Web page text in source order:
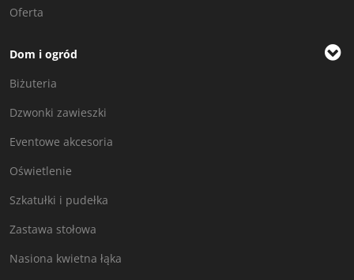
Oferta
Dom i ogród
Biżuteria
Dzwonki zawieszki
Eventowe akcesoria
Oświetlenie
Szkatułki i pudełka
Zastawa stołowa
Nasiona kwietna łąka